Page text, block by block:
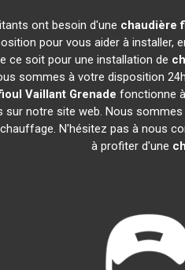
ont besoin d'une chaudière
pour vous aider à installer,
ce soit pour une installation de
sommes à votre disposition
Vaillant Grenade fonctionne
sur notre site web. Nous
N'hésitez pas à nous
à profiter d'une